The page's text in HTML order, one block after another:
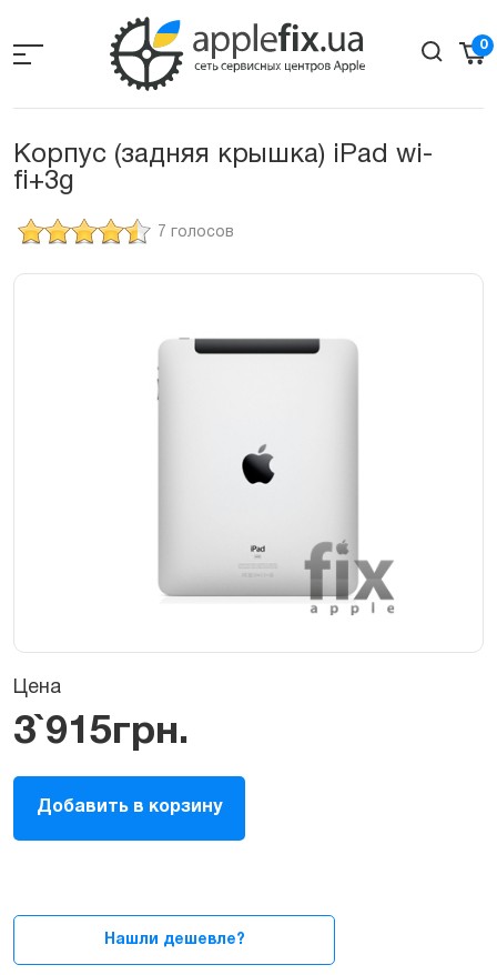
the
0
Корпус (задняя крышка) iPad wi-
fi+3g
7 голосов
Цена
3`915грн.
Корпус
(задняя
крышка)
Добавить в корзину
Нашли дешевле?